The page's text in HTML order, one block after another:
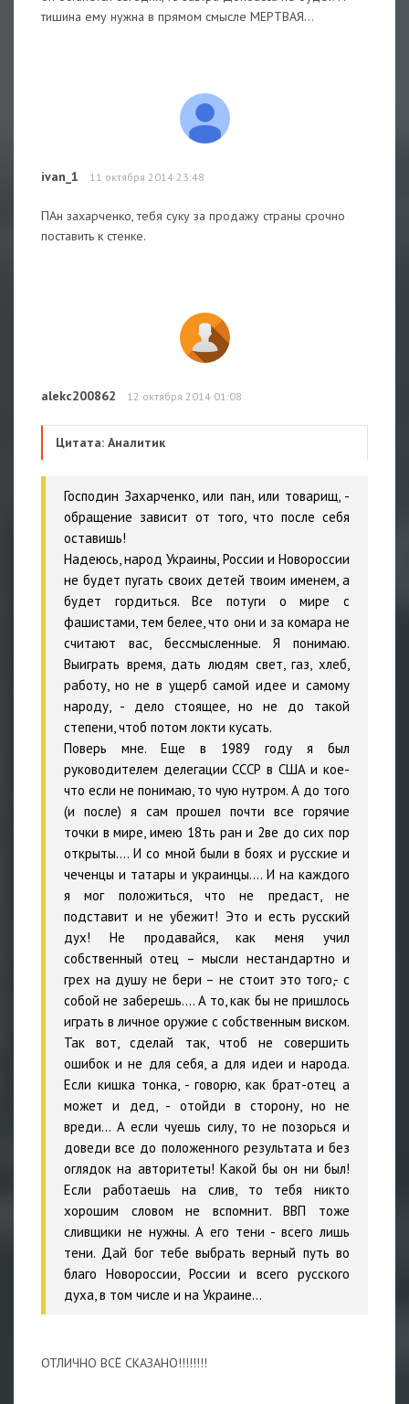
тишина ему нужна в прямом смысле МЕРТВАЯ...
ivan_1 11 октября 2014 23:48
ПАн захарченко, тебя суку за продажу страны срочно
поставить к стенке.
alekc200862 12 октября 2014 01:08
Цитата: Аналитик
Господин Захарченко, или пан, или товарищ, -
обращение зависит от того, что после себя
оставишь!
Надеюсь, народ Украины, России и Новороссии
не будет пугать своих детей твоим именем, а
будет гордиться. Все потуги о мире с
фашистами, тем белее, что они и за комара не
считают вас, бессмысленные. Я понимаю.
Выиграть время, дать людям свет, газ, хлеб,
работу, но не в ущерб самой идее и самому
народу, - дело стоящее, но не до такой
степени, чтоб потом локти кусать.
Поверь мне. Еще в 1989 году я был
руководителем делегации СССР в США и кое-
что если не понимаю, то чую нутром. А до того
(и после) я сам прошел почти все горячие
точки в мире, имею 18ть ран и 2ве до сих пор
открыты…. И со мной были в боях и русские и
чеченцы и татары и украинцы…. И на каждого
я мог положиться, что не предаст, не
подставит и не убежит! Это и есть русский
дух! Не продавайся, как меня учил
собственный отец – мысли нестандартно и
грех на душу не бери – не стоит это того,- с
собой не заберешь…. А то, как бы не пришлось
играть в личное оружие с собственным виском.
Так вот, сделай так, чтоб не совершить
ошибок и не для себя, а для идеи и народа.
Если кишка тонка, - говорю, как брат-отец а
может и дед, - отойди в сторону, но не
вреди… А если чуешь силу, то не позорься и
доведи все до положенного результата и без
оглядок на авторитеты! Какой бы он ни был!
Если работаешь на слив, то тебя никто
хорошим словом не вспомнит. ВВП тоже
сливщики не нужны. А его тени - всего лишь
тени. Дай бог тебе выбрать верный путь во
благо Новороссии, России и всего русского
духа, в том числе и на Украине…
ОТЛИЧНО ВСЁ СКАЗАНО!!!!!!!!